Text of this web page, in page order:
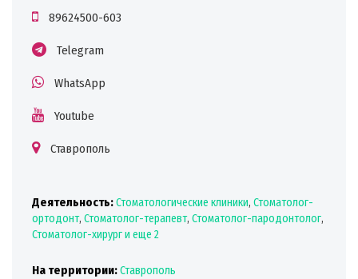
89624500-603
Telegram
WhatsApp
Youtube
Ставрополь
Деятельность:Стоматологические клиники, Стоматолог-
ортодонт, Стоматолог-терапевт, Стоматолог-пародонтолог,
Стоматолог-хирурги еще 2
На территории:Ставрополь